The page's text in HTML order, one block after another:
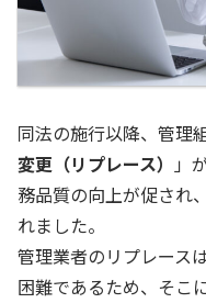
同法の施行以降、管理
変更（リプレース）
」
務品質の向上が促され
れました。
管理業者のリプレース
困難であるため、そこ